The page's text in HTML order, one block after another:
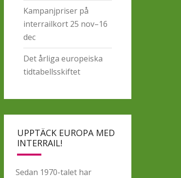
Kampanjpriser på
interrailkort 25 nov–16
dec
Det årliga europeiska
tidtabellsskiftet
UPPTÄCK EUROPA MED
INTERRAIL!
Sedan 1970-talet har